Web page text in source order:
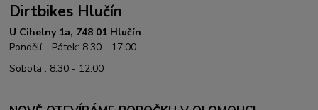
Dirtbikes Hlučín
U Cihelny 1a, 748 01 Hlučín
Pondělí - Pátek: 8:30 - 17:00
Sobota : 8:30 - 12:00